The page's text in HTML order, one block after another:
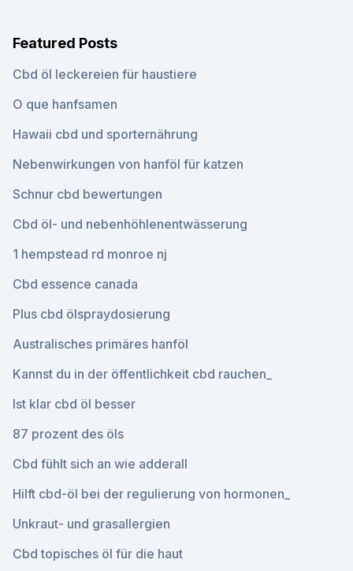
Featured Posts
Cbd öl leckereien für haustiere
O que hanfsamen
Hawaii cbd und sporternährung
Nebenwirkungen von hanföl für katzen
Schnur cbd bewertungen
Cbd öl- und nebenhöhlenentwässerung
1 hempstead rd monroe nj
Cbd essence canada
Plus cbd ölspraydosierung
Australisches primäres hanföl
Kannst du in der öffentlichkeit cbd rauchen_
Ist klar cbd öl besser
87 prozent des öls
Cbd fühlt sich an wie adderall
Hilft cbd-öl bei der regulierung von hormonen_
Unkraut- und grasallergien
Cbd topisches öl für die haut